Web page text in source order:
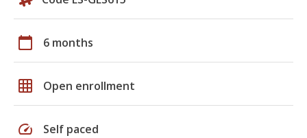
calendar_today 6 months
grid_on Open enrollment
speed Self paced